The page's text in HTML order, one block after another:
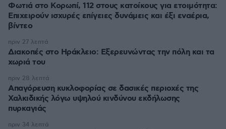
Φωτιά στο Κορωπί, 112 στους κατοίκους για ετοιμότητα:
Επιχειρούν ισχυρές επίγειες δυνάμεις και έξι εναέρια,
βίντεο
Διακοπές στο Ηράκλειο: Εξερευνώντας την πόλη και τα
χωριά του
πριν 27 λεπτά
Απαγόρευση κυκλοφορίας σε δασικές περιοχές της
Χαλκιδικής λόγω υψηλού κινδύνου εκδήλωσης
πυρκαγιάς
πριν 28 λεπτά
πριν 34 λεπτά